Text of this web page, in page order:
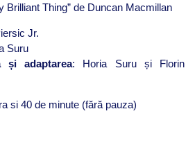
Brilliant Thing” de Duncan Macmillan
Jr.
Suru
și adaptarea: Horia Suru și Florin
si 40 de minute (fără pauza)